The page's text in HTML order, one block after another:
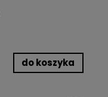
do koszyka